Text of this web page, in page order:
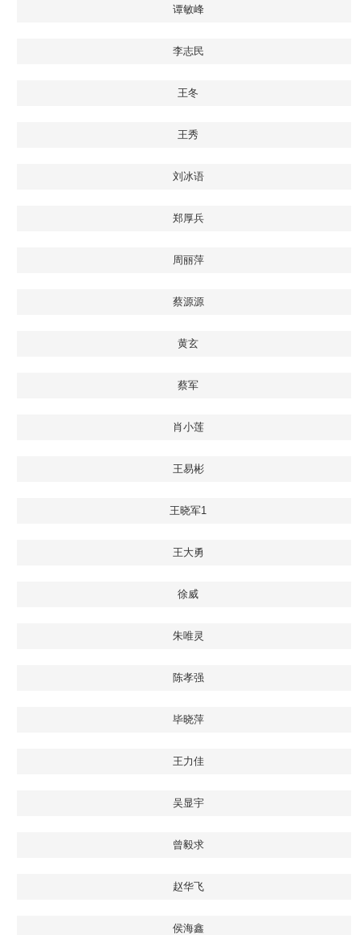
谭敏峰
李志民
王冬
王秀
刘冰语
郑厚兵
周丽萍
蔡源源
黄玄
蔡军
肖小莲
王易彬
王晓军1
王大勇
徐威
朱唯灵
陈孝强
毕晓萍
王力佳
吴显宇
曾毅求
赵华飞
侯海鑫